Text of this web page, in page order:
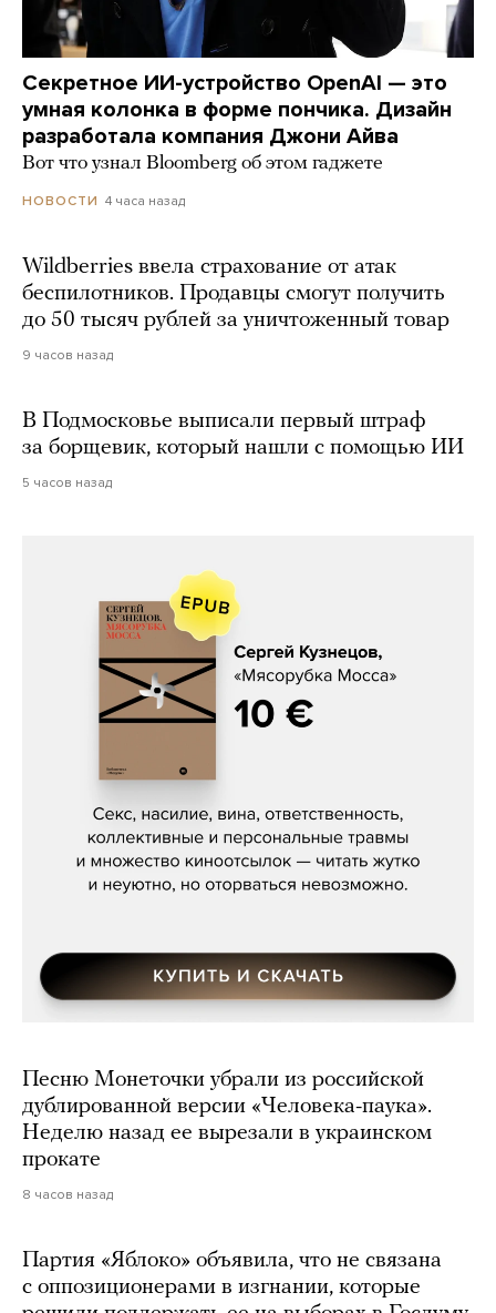
Секретное ИИ-устройство OpenAI — это
умная колонка в форме пончика. Дизайн
разработала компания Джони Айва
Вот что узнал Bloomberg об этом гаджете
НОВОСТИ 4 часа назад
Wildberries ввела страхование от атак
беспилотников. Продавцы смогут получить
до 50 тысяч рублей за уничтоженный товар
9 часов назад
В Подмосковье выписали первый штраф
за борщевик, который нашли с помощью ИИ
5 часов назад
Сергей Кузнецов, «Мясорубка
Песню Монеточки убрали из российской
дублированной версии «Человека-паука».
Неделю назад ее вырезали в украинском
прокате
8 часов назад
Партия «Яблоко» объявила, что не связана
с оппозиционерами в изгнании, которые